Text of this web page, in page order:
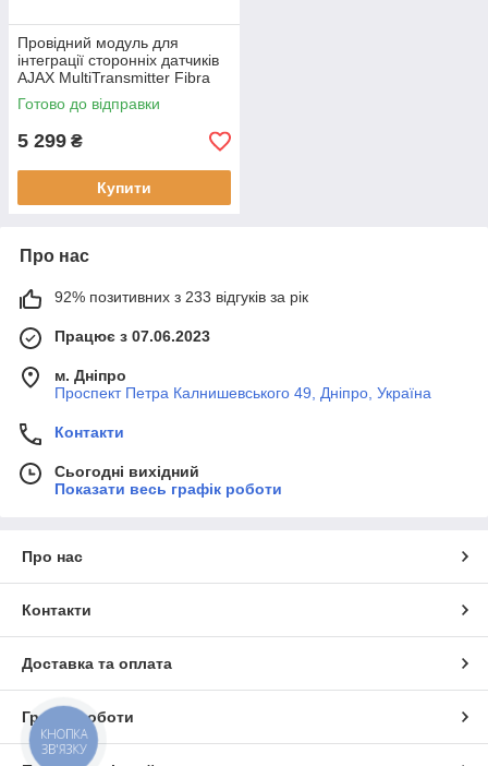
Провідний модуль для
інтеграції сторонніх датчиків
AJAX MultiTransmitter Fibra
(white) до 2000 м 18 зон
Готово до відправки
5 299 ₴
Купити
Про нас
92% позитивних з 233 відгуків за рік
Працює з 07.06.2023
м. Дніпро
Проспект Петра Калнишевського 49, Дніпро, Україна
Контакти
Сьогодні вихідний
Показати весь графік роботи
Про нас
Контакти
Доставка та оплата
Графік роботи
КНОПКА
ЗВ'ЯЗКУ